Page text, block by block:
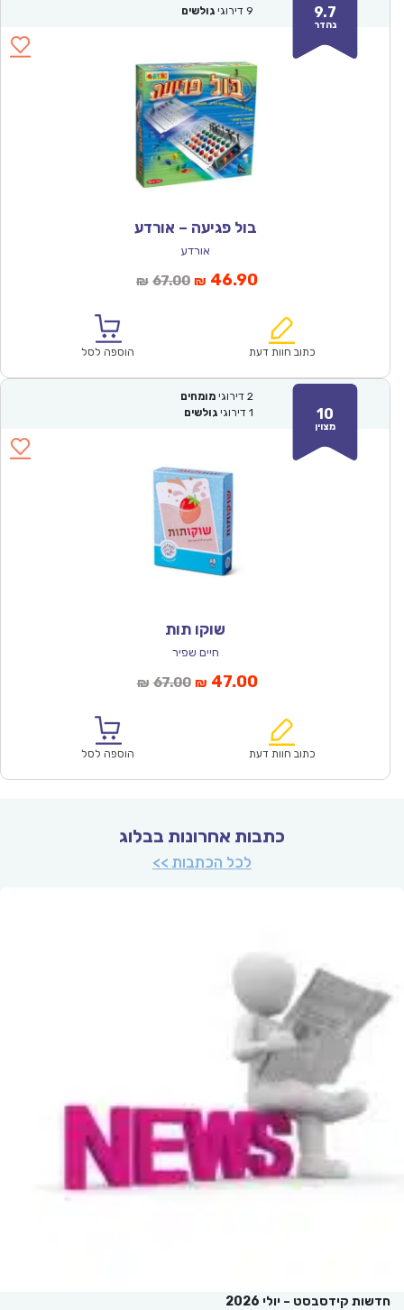
9.7
נהדר
9 דירוגי גולשים
בול פגיעה – אורדע
אורדע
₪ 67.00המחיר
₪67.00.
₪ 46.90המחיר
הוא:
כתוב חוות דעת הוספה לסל
10
מצוין
2 דירוגי מומחים
1 דירוגי גולשים
שוקו תות
חיים שפיר
₪ 67.00המחיר
₪67.00.
₪ 47.00המחיר
הוא:
כתוב חוות דעת הוספה לסל
כתבות אחרונות בבלוג
לכל הכתבות >>
חדשות קידסבסט – יולי 2026